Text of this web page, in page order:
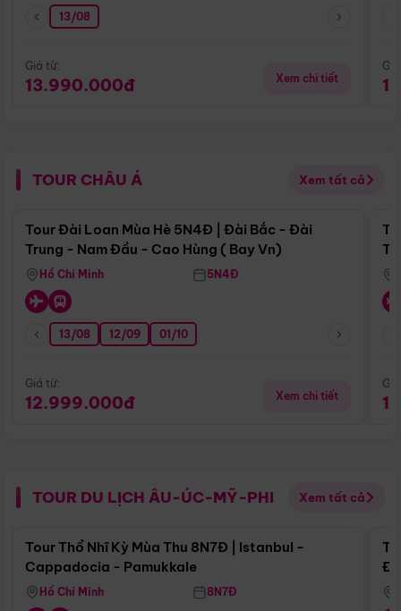
13/08
Giá từ:
13.990.000đ Xem chi tiết
TOUR CHÂU Á Xem tất cả
Điểm nổi bật
Tour Đài Loan Mùa Hè 5N4Đ | Đài Bắc - Đài
Trung - Nam Đầu - Cao Hùng ( Bay Vn)
Hồ Chí Minh 5N4Đ
13/08 12/09 01/10
Giá từ:
12.999.000đ Xem chi tiết
TOUR DU LỊCH ÂU-ÚC-MỸ-PHI Xem tất cả
Điểm nổi bật
Tour Thổ Nhĩ Kỳ Mùa Thu 8N7Đ | Istanbul -
Cappadocia - Pamukkale
Hồ Chí Minh 8N7Đ